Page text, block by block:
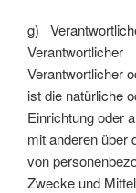
g)
Verantwortlicher
Verantwortlicher
ist die natürliche
Einrichtung oder
mit anderen über
von
Zwecke und